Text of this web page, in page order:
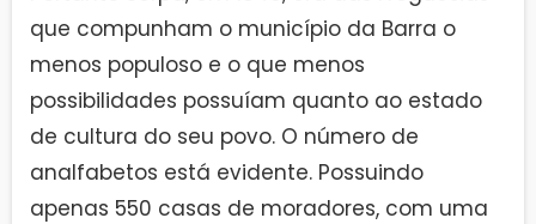
que compunham o município da Barra o
menos populoso e o que menos
possibilidades possuíam quanto ao estado
de cultura do seu povo. O número de
analfabetos está evidente. Possuindo
apenas 550 casas de moradores, com uma